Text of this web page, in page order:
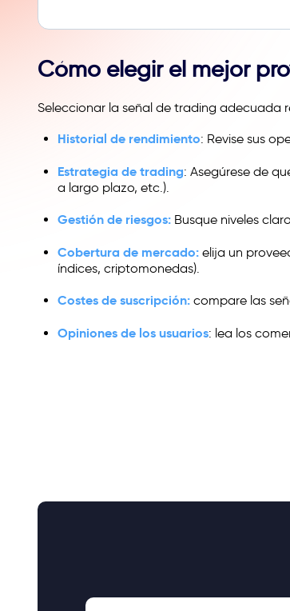
Cómo elegir el mejor
Seleccionar la señal de trading adecuada
Historial de rendimiento: Revise sus
Estrategia de trading: Asegúrese de
a largo plazo, etc.).
Gestión de riesgos: Busque niveles
Cobertura de mercado: elija un
índices, criptomonedas).
Costes de suscripción: compare las
Opiniones de los usuarios: lea los